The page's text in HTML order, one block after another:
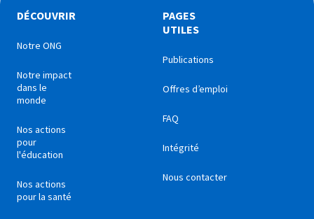
DÉCOUVRIR
Notre ONG
Notre impact
dans le
monde
Nos actions
pour
l'éducation
Nos actions
pour la santé
PAGES
UTILES
Publications
Offres d’emploi
FAQ
Intégrité
Nous contacter